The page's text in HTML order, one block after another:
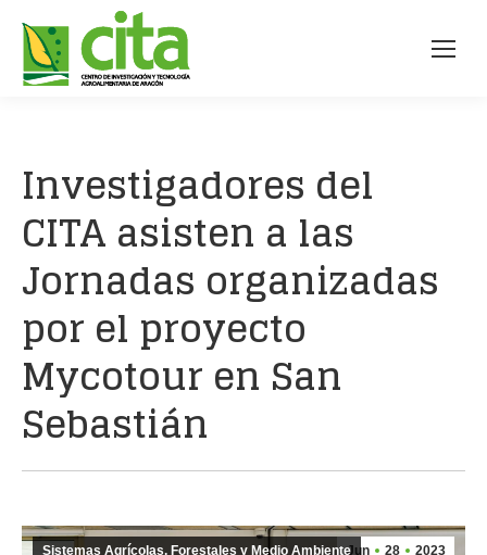
Investigadores del
CITA asisten a las
Jornadas organizadas
por el proyecto
Mycotour en San
Sebastián
Jun 28 2023
Sistemas Agrícolas, Forestales y Medio Ambiente